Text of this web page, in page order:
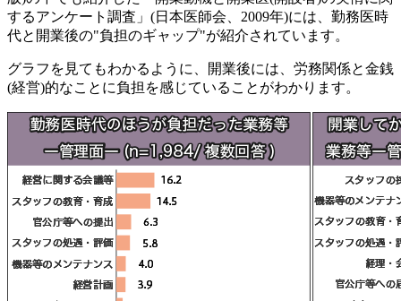
するアンケート調査」(日本医師会、2009年)には、勤務医時
代と開業後の"負担のギャップ"が紹介されています。
グラフを見てもわかるように、開業後には、労務関係と金銭
(経営)的なことに負担を感じていることがわかります。